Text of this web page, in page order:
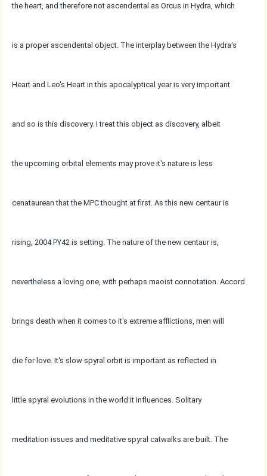
the heart, and therefore not ascendental as Orcus in Hydra, which
is a proper ascendental object. The interplay between the Hydra's
Heart and Leo's Heart in this apocalyptical year is very important
and so is this discovery. I treat this object as discovery, albeit
the upcoming orbital elements may prove it's nature is less
cenataurean that the MPC thought at first. As this new centaur is
rising, 2004 PY42 is setting. The nature of the new centaur is,
nevertheless a loving one, with perhaps maoist connotation. Accord
brings death when it comes to it's extreme afflictions, men will
die for love. It's slow spyral orbit is important as reflected in
little spyral evolutions in the world it influences. Solitary
meditation issues and meditative spyral catwalks are built. The